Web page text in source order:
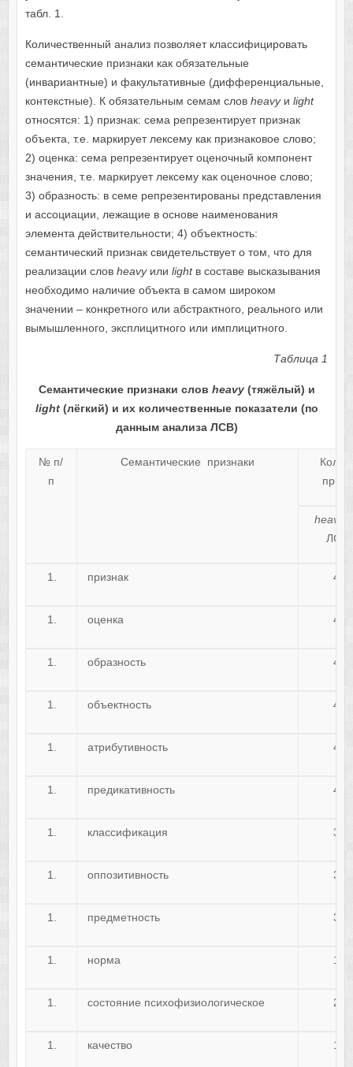
табл. 1.
Количественный анализ позволяет классифицировать
семантические признаки как обязательные
(инвариантные) и факультативные (дифференциальные,
контекстные). К обязательным семам слов heavyи light
относятся: 1) признак: сема репрезентирует признак
объекта, т.е. маркирует лексему как признаковое слово;
2) оценка: сема репрезентирует оценочный компонент
значения, т.е. маркирует лексему как оценочное слово;
3) образность: в семе репрезентированы представления
и ассоциации, лежащие в основе наименования
элемента действительности; 4) объектность:
семантический признак свидетельствует о том, что для
реализации слов heavyили lightв составе высказывания
необходимо наличие объекта в самом широком
значении – конкретного или абстрактного, реального или
вымышленного, эксплицитного или имплицитного.
Таблица 1
Семантические признаки слов heavy (тяжёлый) и
light (лёгкий) и их количественные показатели (по
данным анализа ЛСВ)
№ п/
п
Семантические признаки
Кол-
heavy
ЛСВ)
признак 49
оценка 49
образность 49
объектность 49
атрибутивность 47
предикативность 42
классификация 39
оппозитивность 31
предметность 34
норма 19
состояние психофизиологическое 28
качество 17